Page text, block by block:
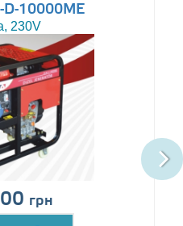
10000ME
230V
грн